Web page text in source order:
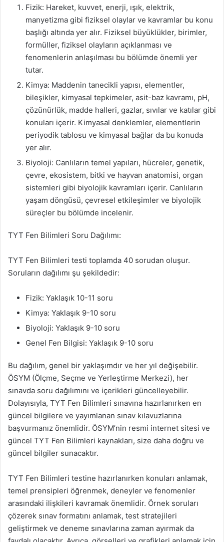
Fizik: Hareket, kuvvet, enerji, ışık, elektrik,
manyetizma gibi fiziksel olaylar ve kavramlar bu konu
başlığı altında yer alır. Fiziksel büyüklükler, birimler,
formüller, fiziksel olayların açıklanması ve
fenomenlerin anlaşılması bu bölümde önemli yer
tutar.
Kimya: Maddenin tanecikli yapısı, elementler,
bileşikler, kimyasal tepkimeler, asit-baz kavramı, pH,
çözünürlük, madde halleri, gazlar, sıvılar ve katılar gibi
konuları içerir. Kimyasal denklemler, elementlerin
periyodik tablosu ve kimyasal bağlar da bu konuda
yer alır.
Biyoloji: Canlıların temel yapıları, hücreler, genetik,
çevre, ekosistem, bitki ve hayvan anatomisi, organ
sistemleri gibi biyolojik kavramları içerir. Canlıların
yaşam döngüsü, çevresel etkileşimler ve biyolojik
süreçler bu bölümde incelenir.
TYT Fen Bilimleri Soru Dağılımı:
TYT Fen Bilimleri testi toplamda 40 sorudan oluşur.
Soruların dağılımı şu şekildedir:
Fizik: Yaklaşık 10-11 soru
Kimya: Yaklaşık 9-10 soru
Biyoloji: Yaklaşık 9-10 soru
Genel Fen Bilgisi: Yaklaşık 9-10 soru
Bu dağılım, genel bir yaklaşımdır ve her yıl değişebilir.
ÖSYM (Ölçme, Seçme ve Yerleştirme Merkezi), her
sınavda soru dağılımını ve içerikleri güncelleyebilir.
Dolayısıyla, TYT Fen Bilimleri sınavına hazırlanırken en
güncel bilgilere ve yayımlanan sınav kılavuzlarına
başvurmanız önemlidir. ÖSYM’nin resmi internet sitesi ve
güncel TYT Fen Bilimleri kaynakları, size daha doğru ve
güncel bilgiler sunacaktır.
TYT Fen Bilimleri testine hazırlanırken konuları anlamak,
temel prensipleri öğrenmek, deneyler ve fenomenler
arasındaki ilişkileri kavramak önemlidir. Örnek soruları
çözerek sınav formatını anlamak, test stratejileri
geliştirmek ve deneme sınavlarına zaman ayırmak da